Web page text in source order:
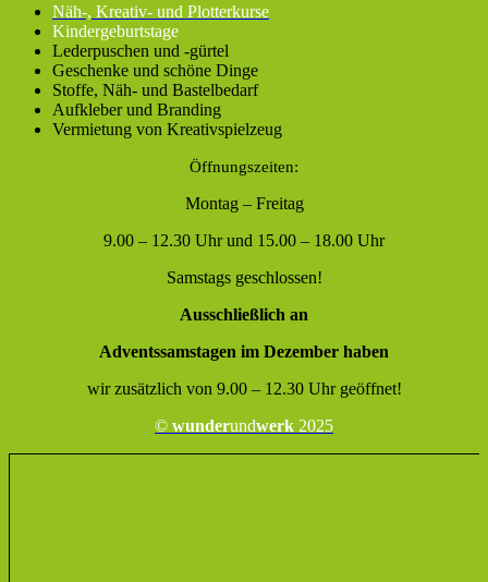
Näh-, Kreativ- und Plotterkurse
Kindergeburtstage
Lederpuschen und -gürtel
Geschenke und schöne Dinge
Stoffe, Näh- und Bastelbedarf
Aufkleber und Branding
Vermietung von Kreativspielzeug
Öffnungszeiten:
Montag – Freitag
9.00 – 12.30 Uhr und 15.00 – 18.00 Uhr
Samstags geschlossen!
Ausschließlich an
Adventssamstagen im Dezember haben
wir zusätzlich von 9.00 – 12.30 Uhr geöffnet!
© wunderundwerk 2025